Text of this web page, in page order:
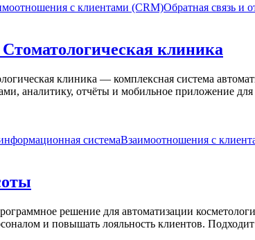
с клиентами (CRM)Обратная связь и
клиника
клиника — комплексная система
аналитику, отчёты и мобильное приложение
системаВзаимоотношения с
решение для автоматизации
и повышать лояльность клиентов.